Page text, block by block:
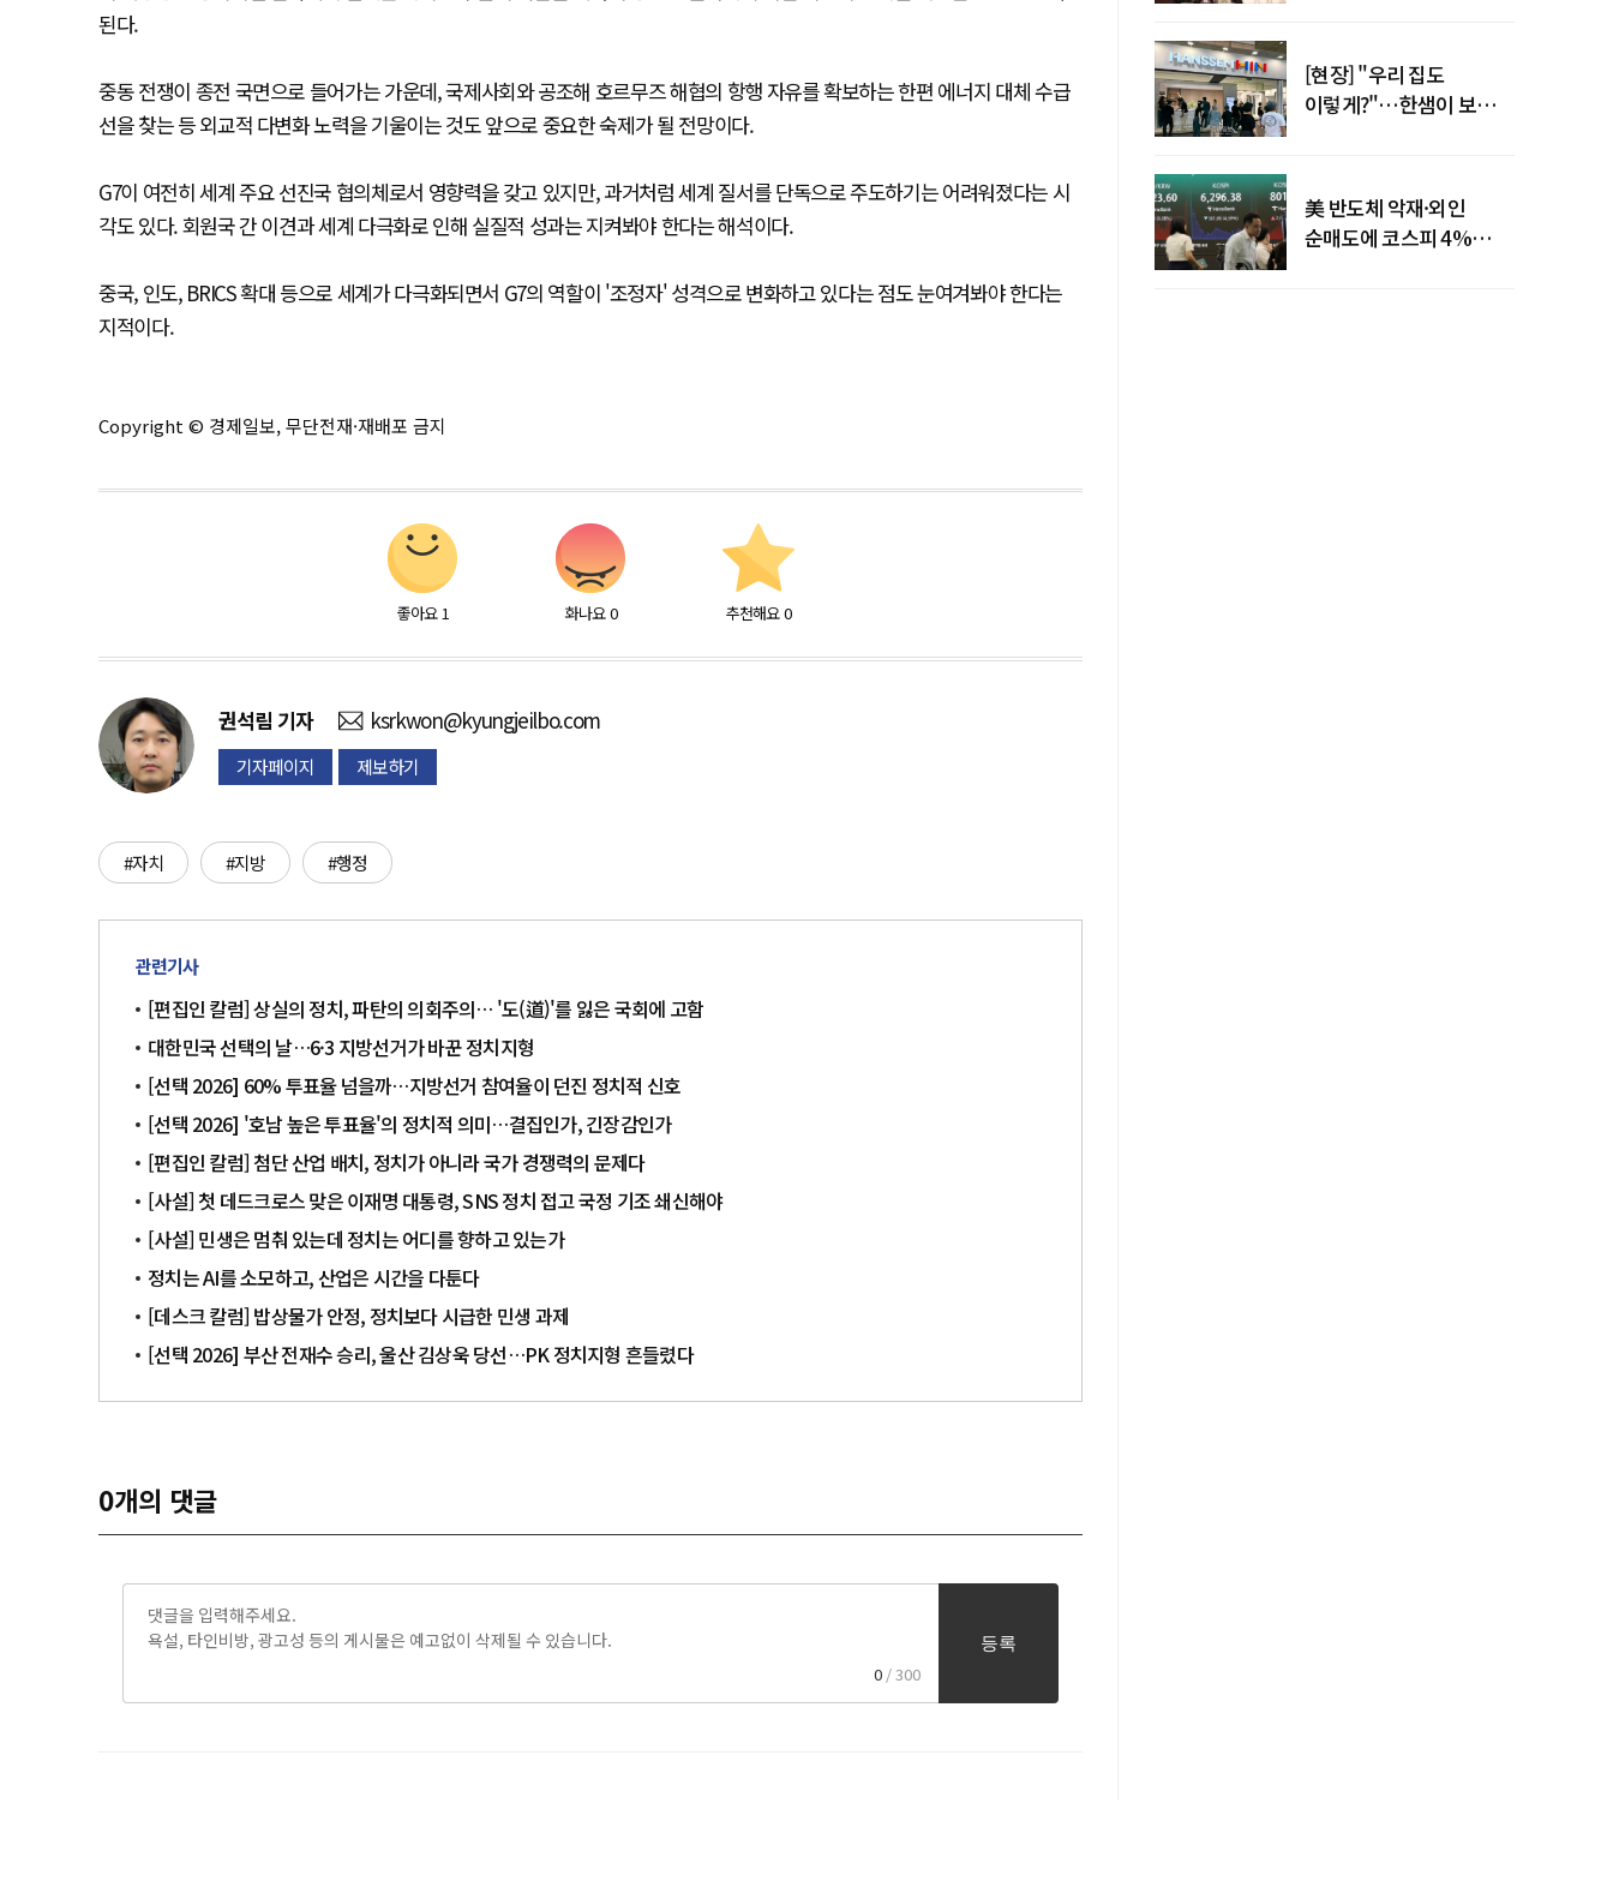
된다.
중동 전쟁이 종전 국면으로 들어가는 가운데, 국제사회와 공조해 호르무즈 해협의 항행 자유를 확보하는 한편 에너지 대체 수급
선을 찾는 등 외교적 다변화 노력을 기울이는 것도 앞으로 중요한 숙제가 될 전망이다.
G7이 여전히 세계 주요 선진국 협의체로서 영향력을 갖고 있지만, 과거처럼 세계 질서를 단독으로 주도하기는 어려워졌다는 시
각도 있다. 회원국 간 이견과 세계 다극화로 인해 실질적 성과는 지켜봐야 한다는 해석이다.
중국, 인도, BRICS 확대 등으로 세계가 다극화되면서 G7의 역할이 '조정자' 성격으로 변화하고 있다는 점도 눈여겨봐야 한다는
지적이다.
Copyright © 경제일보, 무단전재·재배포 금지
좋아요 1 화나요 0 추천해요 0
권석림 기자 ksrkwon@kyungjeilbo.com
기자페이지 제보하기
#자치 #지방 #행정
관련기사
[편집인 칼럼] 상실의 정치, 파탄의 의회주의… '도(道)'를 잃은 국회에 고함
대한민국 선택의 날…6·3 지방선거가 바꾼 정치지형
[선택 2026] 60% 투표율 넘을까…지방선거 참여율이 던진 정치적 신호
[선택 2026] '호남 높은 투표율'의 정치적 의미…결집인가, 긴장감인가
[편집인 칼럼] 첨단 산업 배치, 정치가 아니라 국가 경쟁력의 문제다
[사설] 첫 데드크로스 맞은 이재명 대통령, SNS 정치 접고 국정 기조 쇄신해야
[사설] 민생은 멈춰 있는데 정치는 어디를 향하고 있는가
정치는 AI를 소모하고, 산업은 시간을 다툰다
[데스크 칼럼] 밥상물가 안정, 정치보다 시급한 민생 과제
[선택 2026] 부산 전재수 승리, 울산 김상욱 당선…PK 정치지형 흔들렸다
0개의 댓글
0 / 300
등록
[현장] "우리 집도
이렇게?"…한샘이 보여준
美 반도체 악재·외인
순매도에 코스피 4%